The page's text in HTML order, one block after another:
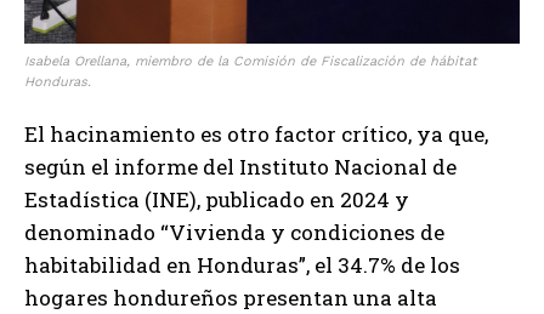
Isabela Orellana, miembro de la Comisión de Fiscalización de hábitat
Honduras.
El hacinamiento es otro factor crítico, ya que,
según el informe del Instituto Nacional de
Estadística (INE), publicado en 2024 y
denominado “Vivienda y condiciones de
habitabilidad en Honduras”, el 34.7% de los
hogares hondureños presentan una alta